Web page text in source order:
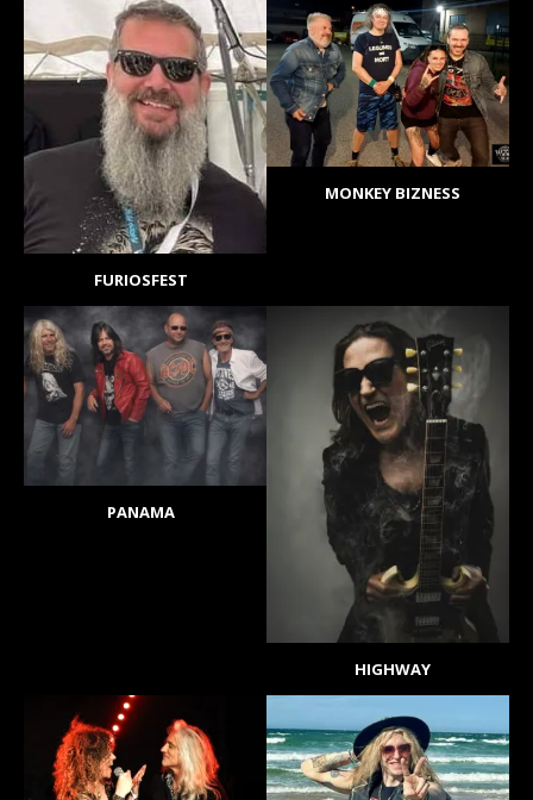
FURIOSFEST
MONKEY BIZNESS
PANAMA
HIGHWAY